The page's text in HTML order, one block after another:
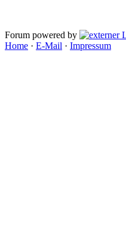
Forum powered by
Home · E-Mail · Impressum